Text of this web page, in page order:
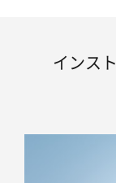
インス